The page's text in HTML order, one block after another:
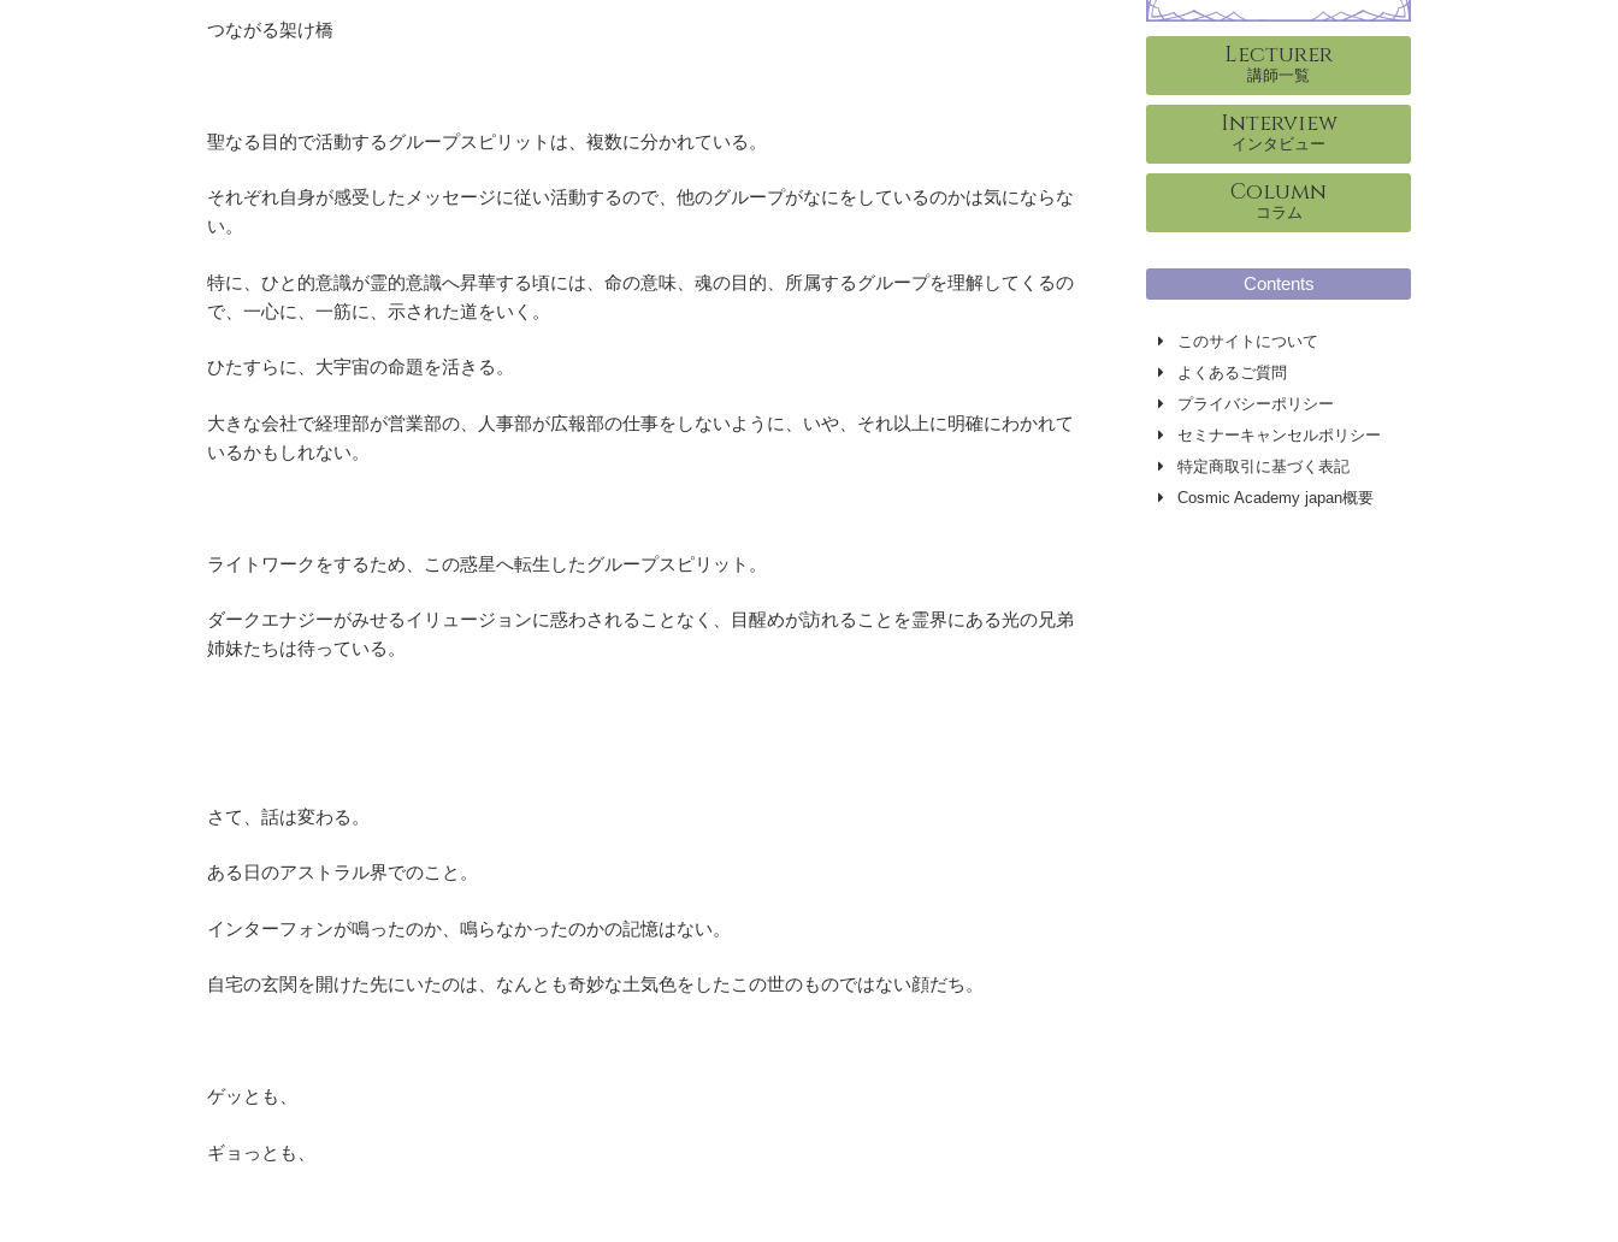
つながる架け橋
聖なる目的で活動するグループスピリットは、複数に分かれている。
それぞれ自身が感受したメッセージに従い活動するので、他のグループがなにをしているのかは気にならな
い。
特に、ひと的意識が霊的意識へ昇華する頃には、命の意味、魂の目的、所属するグループを理解してくるの
で、一心に、一筋に、示された道をいく。
ひたすらに、大宇宙の命題を活きる。
大きな会社で経理部が営業部の、人事部が広報部の仕事をしないように、いや、それ以上に明確にわかれて
いるかもしれない。
ライトワークをするため、この惑星へ転生したグループスピリット。
ダークエナジーがみせるイリュージョンに惑わされることなく、目醒めが訪れることを霊界にある光の兄弟
姉妹たちは待っている。
さて、話は変わる。
ある日のアストラル界でのこと。
インターフォンが鳴ったのか、鳴らなかったのかの記憶はない。
自宅の玄関を開けた先にいたのは、なんとも奇妙な土気色をしたこの世のものではない顔だち。
ゲッとも、
ギョっとも、
Lecturer
講師一覧
Interview
インタビュー
Column
コラム
Contents
このサイトについて
よくあるご質問
プライバシーポリシー
セミナーキャンセルポリシー
特定商取引に基づく表記
Cosmic Academy japan概要